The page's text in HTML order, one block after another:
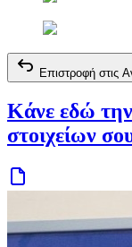
Επιστροφή στις
Κάνε εδώ
στοιχείων